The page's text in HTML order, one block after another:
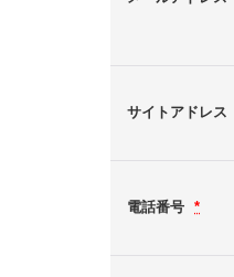
サイトアドレス
電話番号 *